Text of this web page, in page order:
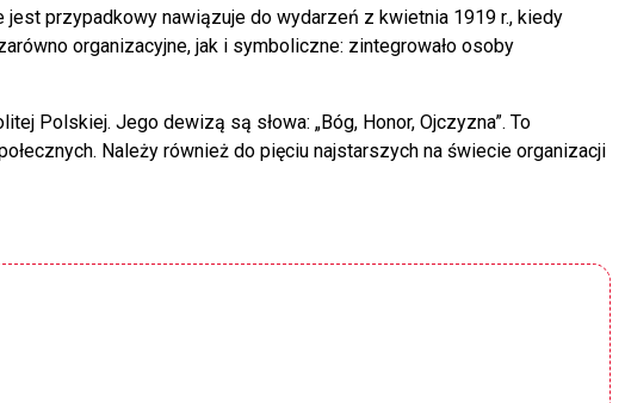
przypadkowy nawiązuje do wydarzeń z kwietnia 1919 r., kiedy
organizacyjne, jak i symboliczne: zintegrowało osoby
Polskiej. Jego dewizą są słowa: „Bóg, Honor, Ojczyzna”. To
Należy również do pięciu najstarszych na świecie organizacji